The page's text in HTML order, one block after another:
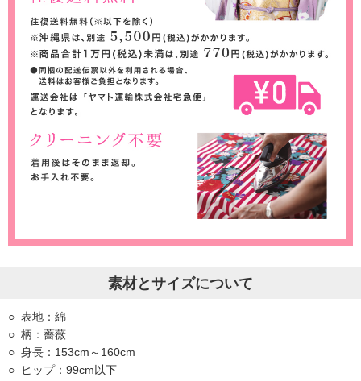
素材とサイズについて
表地：綿
柄：薔薇
身長：153cm～160cm
ヒップ：99cm以下